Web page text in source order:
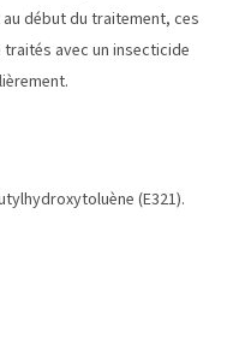
début du traitement, ces
avec un insecticide
(E321).